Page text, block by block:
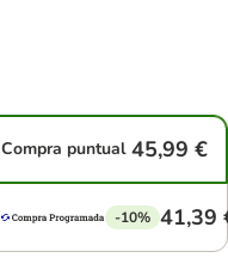
Compra puntual 45,99 €
-10% 41,39